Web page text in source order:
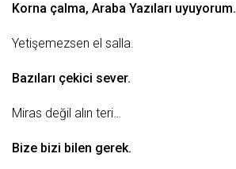
Korna çalma, Araba Yazıları uyuyorum.
Yetişemezsen el salla.
Bazıları çekici sever.
Miras değil alın teri…
Bize bizi bilen gerek.